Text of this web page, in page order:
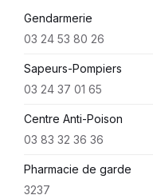
Gendarmerie
03 24 53 80 26
Sapeurs-Pompiers
03 24 37 01 65
Centre Anti-Poison
03 83 32 36 36
Pharmacie de garde
3237